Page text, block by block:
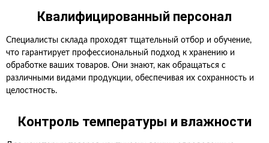
Квалифицированный персонал
Специалисты склада проходят тщательный отбор и обучение,
что гарантирует профессиональный подход к хранению и
обработке ваших товаров. Они знают, как обращаться с
различными видами продукции, обеспечивая их сохранность и
целостность.
Контроль температуры и влажности